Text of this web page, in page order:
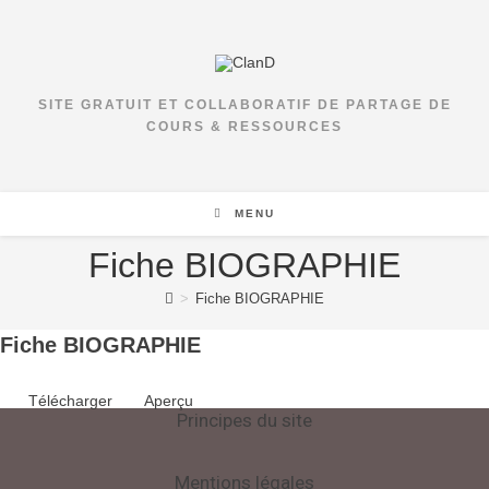
SITE GRATUIT ET COLLABORATIF DE PARTAGE DE
COURS & RESSOURCES
MENU
Fiche BIOGRAPHIE
> Fiche BIOGRAPHIE
Fiche BIOGRAPHIE
Télécharger Aperçu
Principes du site
Mentions légales